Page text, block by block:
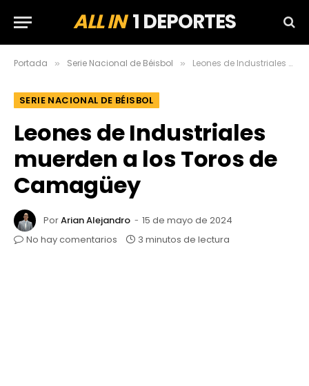
ALL IN1 DEPORTES
Portada » Serie Nacional de Béisbol » Leones de Industriales muerden a los Toros de Camagüey
SERIE NACIONAL DE BÉISBOL
Leones de Industriales
muerden a los Toros de
Camagüey
PorArian Alejandro
15 de mayo de 2024
No hay comentarios
3 minutos de lectura